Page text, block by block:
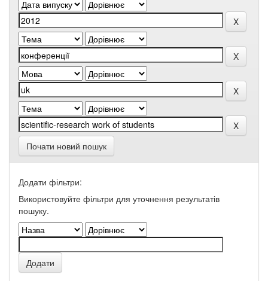
Почати новий пошук
Додати фільтри:
Використовуйте фільтри для уточнення результатів
пошуку.